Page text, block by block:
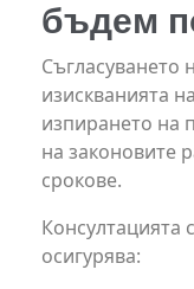
бъдем
Съгласуването
изискванията
изпирането на
на законовите
срокове.
Консултацията
осигурява: